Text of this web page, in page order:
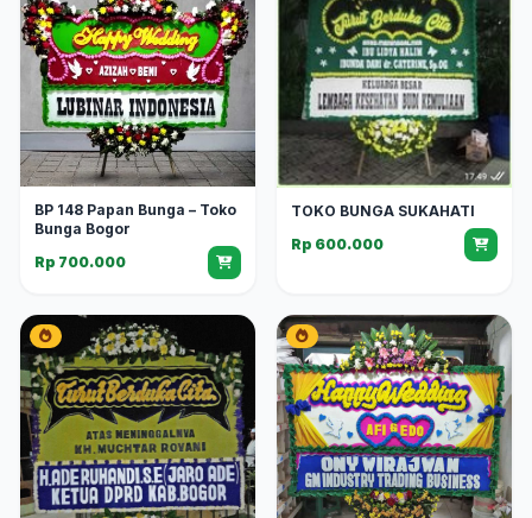
BP 148 Papan Bunga – Toko
Bunga Bogor
Rp 700.000
TOKO BUNGA SUKAHATI
Rp 600.000